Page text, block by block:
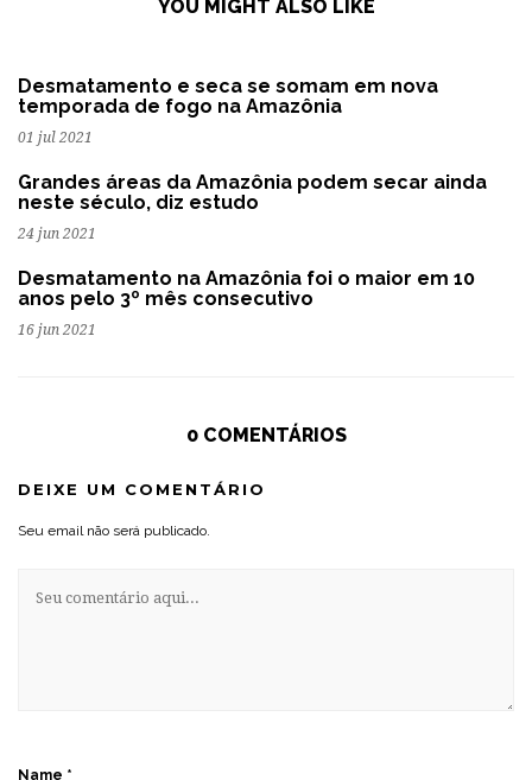
YOU MIGHT ALSO LIKE
Desmatamento e seca se somam em nova
temporada de fogo na Amazônia
01 jul 2021
Grandes áreas da Amazônia podem secar ainda
neste século, diz estudo
24 jun 2021
Desmatamento na Amazônia foi o maior em 10
anos pelo 3º mês consecutivo
16 jun 2021
0 COMENTÁRIOS
DEIXE UM COMENTÁRIO
Seu email não será publicado.
Name *